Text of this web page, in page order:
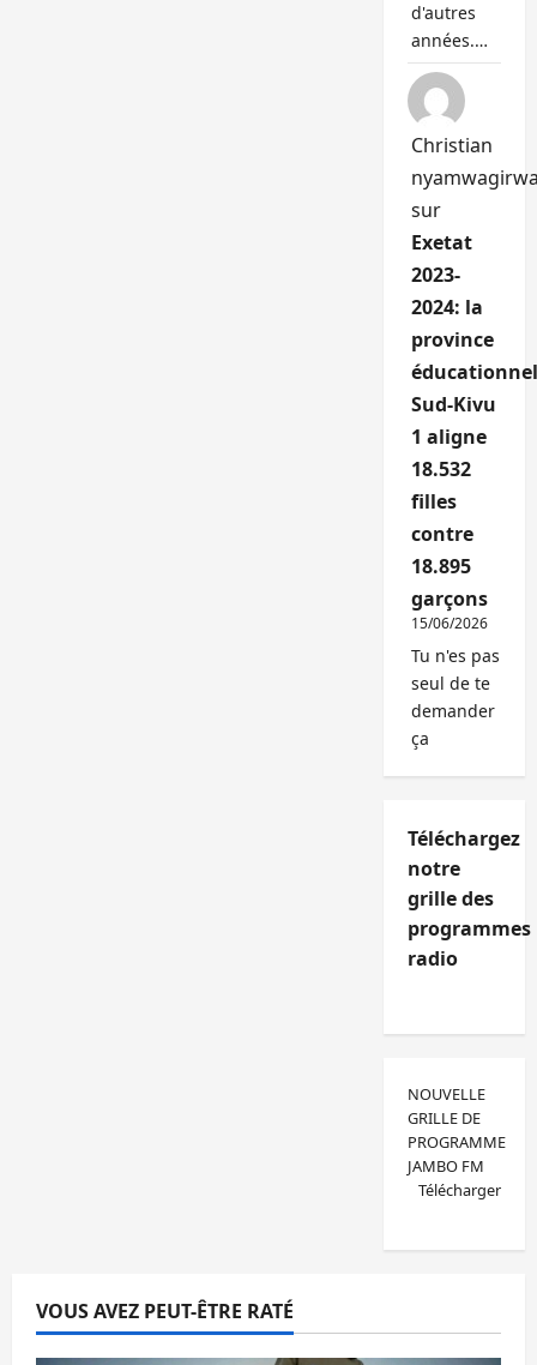
d'autres
années.…
Christian
sur
Exetat
2023-
2024: la
province
Sud-Kivu
1 aligne
18.532
filles
contre
18.895
garçons
15/06/2026
Tu n'es pas
seul de te
demander
ça
Téléchargez
notre
grille des
programmes
radio
NOUVELLE
GRILLE DE
PROGRAMME
JAMBO FM
Télécharger
VOUS AVEZ PEUT-ÊTRE RATÉ